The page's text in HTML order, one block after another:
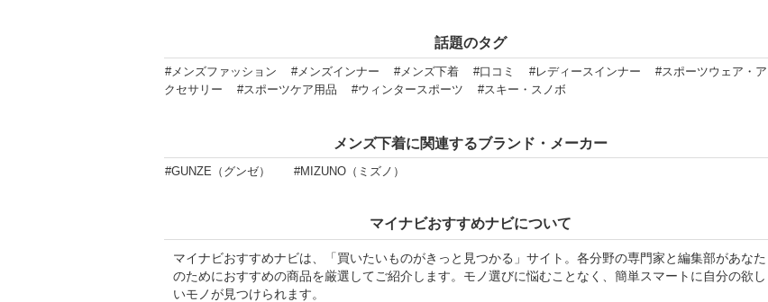
話題のタグ
#メンズファッション #メンズインナー #メンズ下着 #口コミ #レディースインナー
#スポーツウェア・ア
クセサリー
#スポーツケア用品 #ウィンタースポーツ #スキー・スノボ
メンズ下着に関連するブランド・メーカー
#GUNZE（グンゼ） #MIZUNO（ミズノ）
マイナビおすすめナビについて
マイナビおすすめナビは、「買いたいものがきっと見つかる」サイト。各分野の専門家と編集部があなた
のためにおすすめの商品を厳選してご紹介します。モノ選びに悩むことなく、簡単スマートに自分の欲し
いモノが見つけられます。